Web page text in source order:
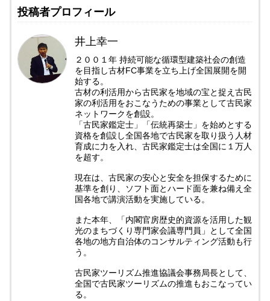
投稿者プロフィール
井上幸一
２００１年 持続可能な循環型建築社会の創造
を目指し古材FC事業を立ち上げ全国展開を開
始する。
古材の利活用から古民家を地域の宝と捉え古民
家の利活用をおこなうための事業として古民家
ネットワークを創設。
「古民家鑑定士」「伝統再築士」を始めとする
資格を創設し全国各地で古民家を取り扱う人材
育成に力を入れ、古民家鑑定士は全国に１万人
を超す。
現在は、古民家の安心と安全を担保するために
基準を創り、ソフト面とハード面を兼ね備え全
国各地で講演活動を実施している。
また本年、「内閣官房歴史的資源を活用した観
光のまちづくり専門家会議専門員」として全国
各地の地方自治体のコンサルティング活動も行
う。
古民家ツーリズム推進協議会事務局長として、
全国で古民家ツーリズムの推進もおこなってい
る。